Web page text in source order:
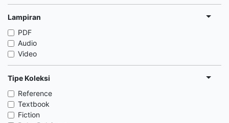
Lampiran
PDF
Audio
Video
Tipe Koleksi
Reference
Textbook
Fiction